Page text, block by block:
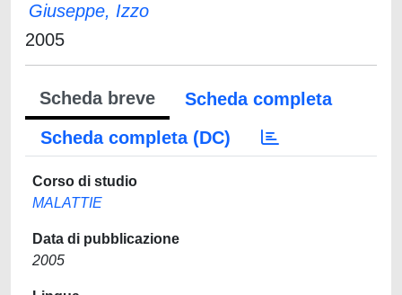
Giuseppe, Izzo
2005
Scheda breve
Scheda completa
Scheda completa (DC)
Corso di studio
MALATTIE
Data di pubblicazione
2005